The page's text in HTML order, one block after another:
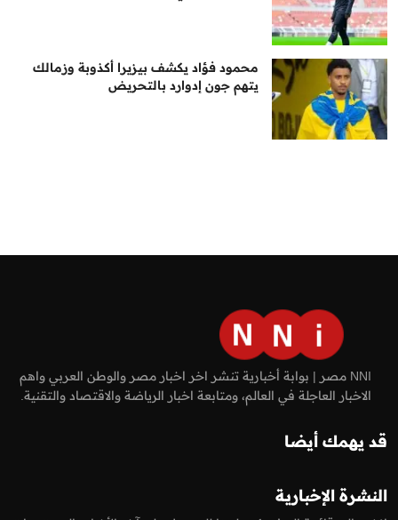
محمود فؤاد يكشف بيزيرا أكذوبة وزمالك
يتهم جون إدوارد بالتحريض
NNI مصر | بوابة أخبارية تنشر اخر اخبار مصر والوطن العربي واهم
الاخبار العاجلة في العالم، ومتابعة اخبار الرياضة والاقتصاد والتقنية.
قد يهمك أيضا
النشرة الإخبارية